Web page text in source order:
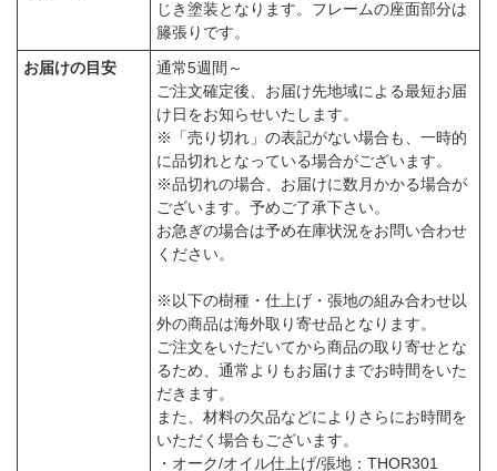
じき塗装となります。フレームの座面部分は
籐張りです。
お届けの目安
通常5週間～
ご注文確定後、お届け先地域による最短お届
け日をお知らせいたします。
※「売り切れ」の表記がない場合も、一時的
に品切れとなっている場合がございます。
※品切れの場合、お届けに数月かかる場合が
ございます。予めご了承下さい。
お急ぎの場合は予め在庫状況をお問い合わせ
ください。
※以下の樹種・仕上げ・張地の組み合わせ以
外の商品は海外取り寄せ品となります。
ご注文をいただいてから商品の取り寄せとな
るため、通常よりもお届けまでお時間をいた
だきます。
また、材料の欠品などによりさらにお時間を
いただく場合もございます。
・オーク/オイル仕上げ/張地：THOR301